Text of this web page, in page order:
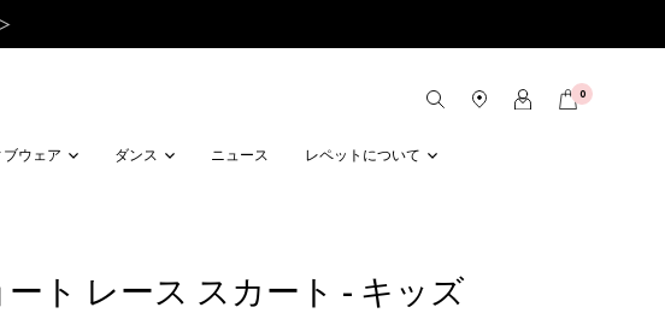
0
ブウェア ダンス ニュース レペットについて
ート レース スカート - キッズ